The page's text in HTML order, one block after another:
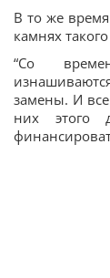
В то же
камнях
“Со
замены. И
них этого